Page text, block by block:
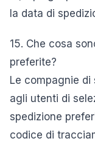
la data di
15. Che cosa
preferite?
Le compagnie
agli utenti di
spedizione
codice di